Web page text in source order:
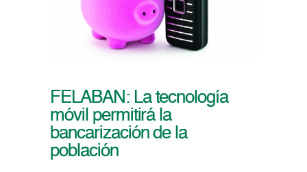
FELABAN: La tecnología
móvil permitirá la
bancarización de la
población